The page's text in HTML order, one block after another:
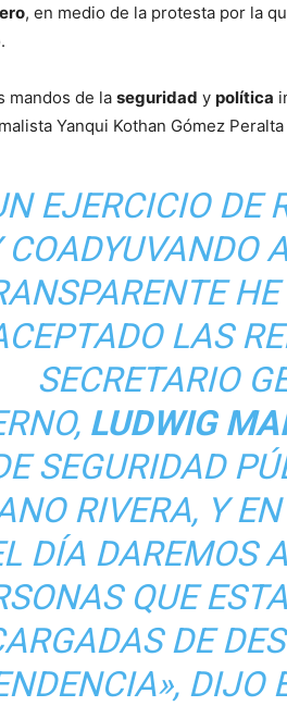
, en medio de la protesta por la
mandos de la seguridad y política
Yanqui Kothan Gómez
EJERCICIO DE
COADYUVANDO
LAS
SECRETARIO
LUDWIG
SEGURIDAD
RIVERA, Y
DÍA DAREMOS
QUE
DE
DIJO